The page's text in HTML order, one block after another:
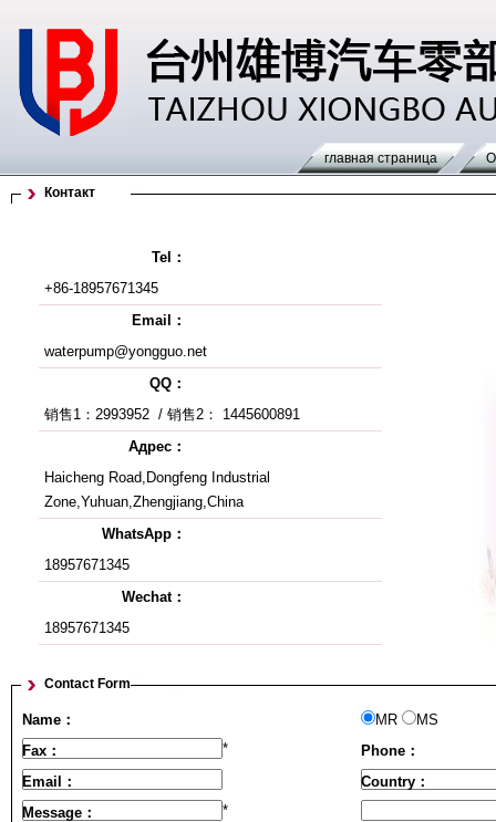
главная страница
Контакт
Tel：
+86-18957671345
Email：
waterpump@yongguo.net
QQ：
销售1：2993952 / 销售2： 1445600891
Адрес：
Haicheng Road,Dongfeng Industrial
Zone,Yuhuan,Zhengjiang,China
WhatsApp：
18957671345
Wechat：
18957671345
Contact Form
Name：
*
MR
MS
Fax：
Phone：
Email：
*
Country：
Message：